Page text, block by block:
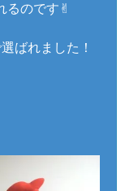
るのです✌︎
ばれました！